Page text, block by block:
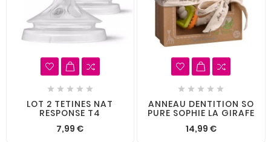
    
LOT 2 TETINES NAT
RESPONSE T4
7,99 €
    
ANNEAU DENTITION SO
PURE SOPHIE LA GIRAFE
14,99 €